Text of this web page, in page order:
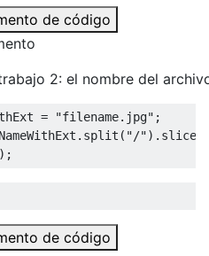
de código
2: el nombre del
= "filename.jpg" ;
. split ( "/"). slice
);
de código